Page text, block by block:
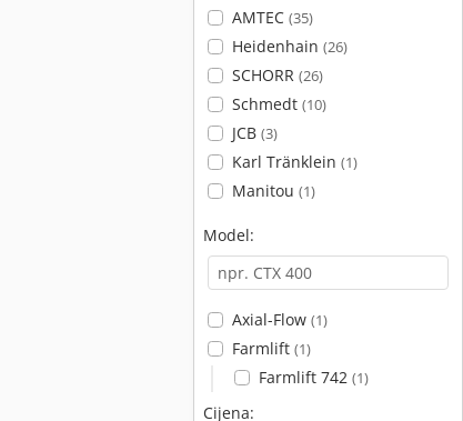
AMTEC (35)
Heidenhain (26)
SCHORR (26)
Schmedt (10)
JCB (3)
Karl Tränklein (1)
Manitou (1)
Model:
Axial-Flow (1)
Farmlift (1)
Farmlift 742 (1)
Cijena: